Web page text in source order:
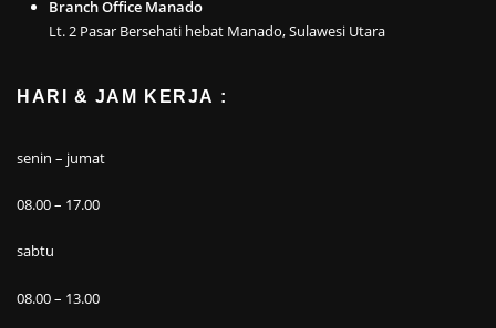
Branch Office Manado
Lt. 2 Pasar Bersehati hebat Manado, Sulawesi Utara
HARI & JAM KERJA :
senin – jumat
08.00 – 17.00
sabtu
08.00 – 13.00